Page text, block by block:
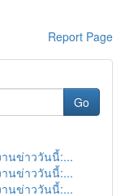
Report Page
Go
นข่าววันนี้:...
นข่าววันนี้:...
นข่าววันนี้:...